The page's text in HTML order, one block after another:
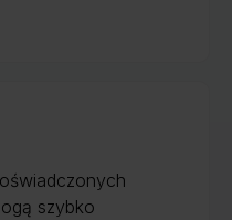
szybko